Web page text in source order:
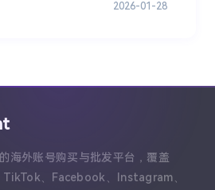
2026-01-28
海外账号购买与批发平台，覆盖
、Facebook、Instagram、